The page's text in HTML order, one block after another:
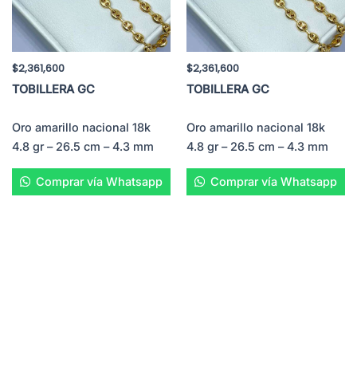
$2,361,600
TOBILLERA GC
Oro amarillo nacional 18k
4.8 gr – 26.5 cm – 4.3 mm
Comprar vía Whatsapp
$2,361,600
TOBILLERA GC
Oro amarillo nacional 18k
4.8 gr – 26.5 cm – 4.3 mm
Comprar vía Whatsapp